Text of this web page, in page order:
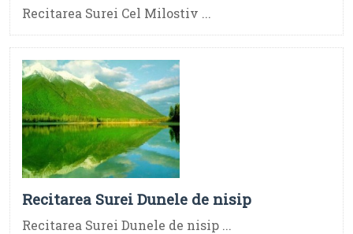
Recitarea Surei Cel Milostiv ...
Recitarea Surei Dunele de nisip
Recitarea Surei Dunele de nisip ...